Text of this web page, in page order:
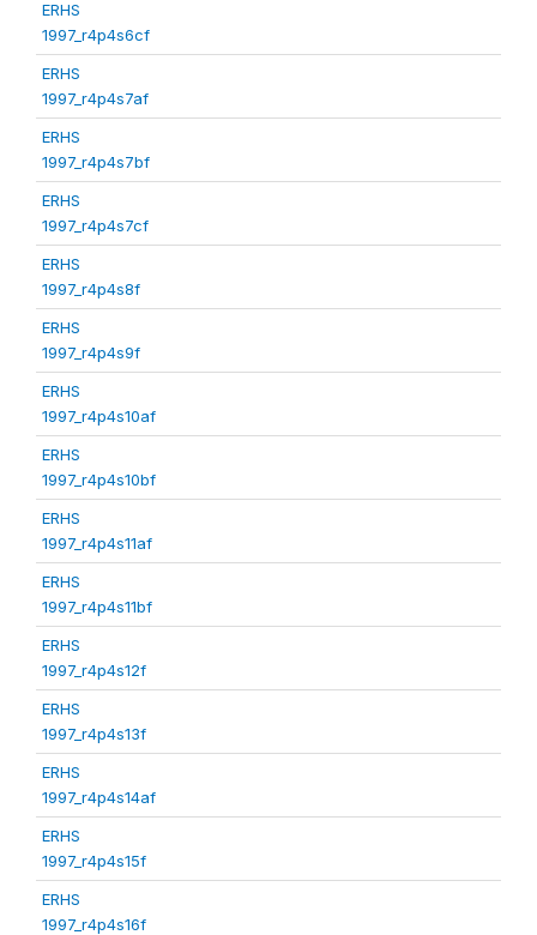
ERHS
1997_r4p4s6cf
ERHS
1997_r4p4s7af
ERHS
1997_r4p4s7bf
ERHS
1997_r4p4s7cf
ERHS
1997_r4p4s8f
ERHS
1997_r4p4s9f
ERHS
1997_r4p4s10af
ERHS
1997_r4p4s10bf
ERHS
1997_r4p4s11af
ERHS
1997_r4p4s11bf
ERHS
1997_r4p4s12f
ERHS
1997_r4p4s13f
ERHS
1997_r4p4s14af
ERHS
1997_r4p4s15f
ERHS
1997_r4p4s16f